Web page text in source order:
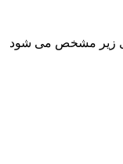
زیر مشخص می شود